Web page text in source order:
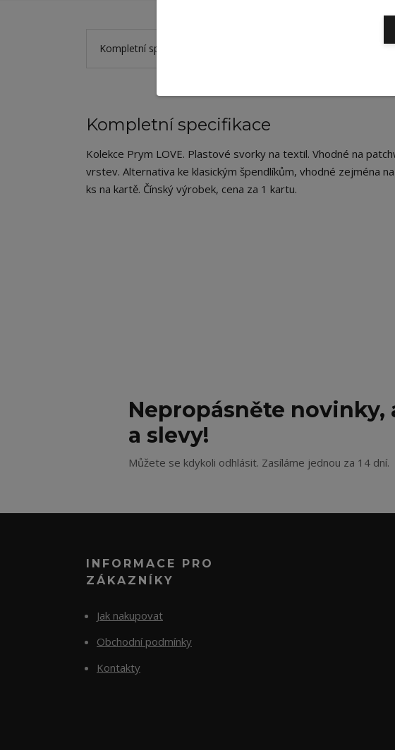
Kompletní specifikace
Kompletní specifikace
Kolekce Prym LOVE. Plastové svorky na textil. Vhodné na
vrstev. Alternativa ke klasickým špendlíkům, vhodné zejména
ks na kartě. Čínský výrobek, cena za 1 kartu.
Nepropásněte novinky,
a slevy!
Můžete se kdykoli odhlásit. Zasíláme jednou za 14 dní.
INFORMACE PRO
ZÁKAZNÍKY
Jak nakupovat
Obchodní podmínky
Kontakty